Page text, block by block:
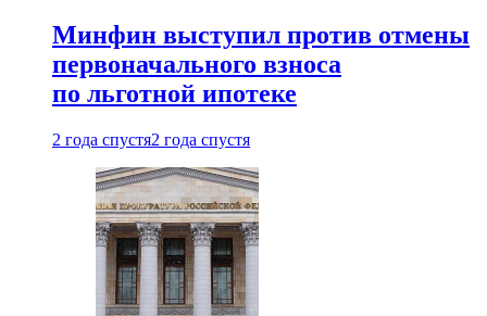
Минфин выступил против отмены
первоначального взноса
по льготной ипотеке
2 года спустя2 года спустя